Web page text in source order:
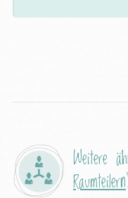
Weitere
Raumteilern